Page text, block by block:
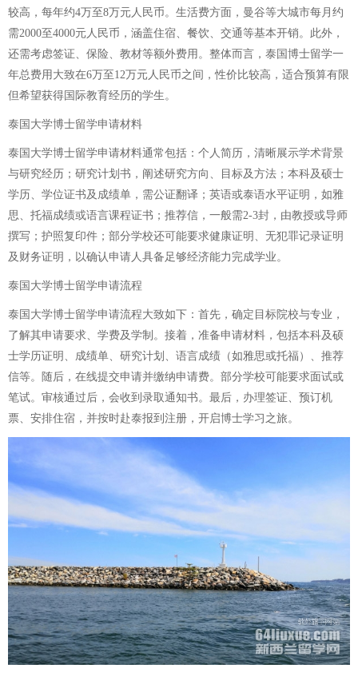
较高，每年约4万至8万元人民币。生活费方面，曼谷等大城市每月约
需2000至4000元人民币，涵盖住宿、餐饮、交通等基本开销。此外，
还需考虑签证、保险、教材等额外费用。整体而言，泰国博士留学一
年总费用大致在6万至12万元人民币之间，性价比较高，适合预算有限
但希望获得国际教育经历的学生。
泰国大学博士留学申请材料
泰国大学博士留学申请材料通常包括：个人简历，清晰展示学术背景
与研究经历；研究计划书，阐述研究方向、目标及方法；本科及硕士
学历、学位证书及成绩单，需公证翻译；英语或泰语水平证明，如雅
思、托福成绩或语言课程证书；推荐信，一般需2-3封，由教授或导师
撰写；护照复印件；部分学校还可能要求健康证明、无犯罪记录证明
及财务证明，以确认申请人具备足够经济能力完成学业。
泰国大学博士留学申请流程
泰国大学博士留学申请流程大致如下：首先，确定目标院校与专业，
了解其申请要求、学费及学制。接着，准备申请材料，包括本科及硕
士学历证明、成绩单、研究计划、语言成绩（如雅思或托福）、推荐
信等。随后，在线提交申请并缴纳申请费。部分学校可能要求面试或
笔试。审核通过后，会收到录取通知书。最后，办理签证、预订机
票、安排住宿，并按时赴泰报到注册，开启博士学习之旅。